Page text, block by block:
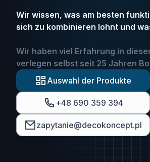
Wir wissen, was am besten
sich zu kombinieren lohnt und
Wir haben viel Erfahrung in
verlegen selbst seit 25 Jahren
Auswahl der Produkte
+48 690 359 394
zapytanie@decokoncept.pl